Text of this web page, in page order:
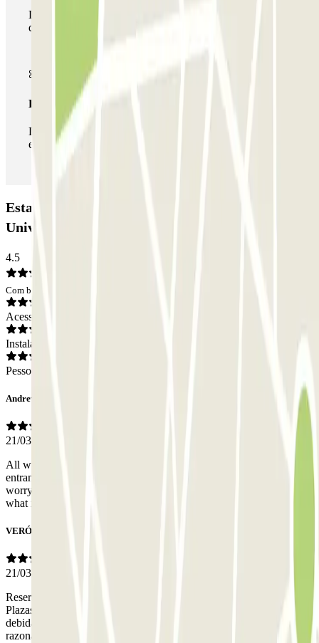
Durante a sua estadia, pode utilizar toda a rede de parques
de estacionamento deste operador disponível em Parclick.
Passe ilimitado
Durante a sua estadia, pode entrar e sair do parque de
estacionamento as vezes que quiser.
Estacionamento APK2 Hospital General
Universitario Valencia: Opiniões
4.5
Com base em 29 opiniões
Acesso
Instalações
Pessoal
Andrew
21/03/2026
All went to plan. We did however have difficulty finding the
entrance to the car park as it was inside the hospital grounds. A bit
worrying after a long drive but once in all went very smoothly with
what is definitely a good value service.
VERÓNICA
21/03/2026
Reserve con poca antelación en fallas y la experiencia fue perfecta.
Plazas con dimensiones adecuadas, me informaron por correo
debidamente y ya sabía cómo tenía que entrar y salir y a un precio
razonable. La experiencia fue perfecta, sin duda repetiré.